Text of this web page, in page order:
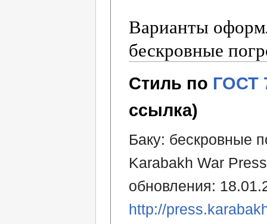
Варианты
бескровные
Стиль по ГОСТ
ссылка)
Баку: бескровные
Karabakh War
обновления:
http://